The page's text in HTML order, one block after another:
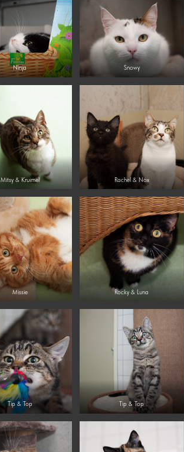
Ninja Snowy
Mitsy & Kruimel Rachel & Nox
Missie Rocky & Luna
Tip & Top Tip & Top